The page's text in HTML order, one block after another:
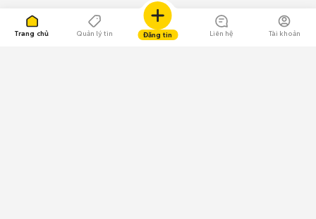
Trang chủ Quản lý tin Đăng tin Liên hệ Tài khoản